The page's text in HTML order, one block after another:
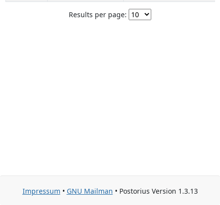
Results per page:
Impressum • GNU Mailman • Postorius Version 1.3.13